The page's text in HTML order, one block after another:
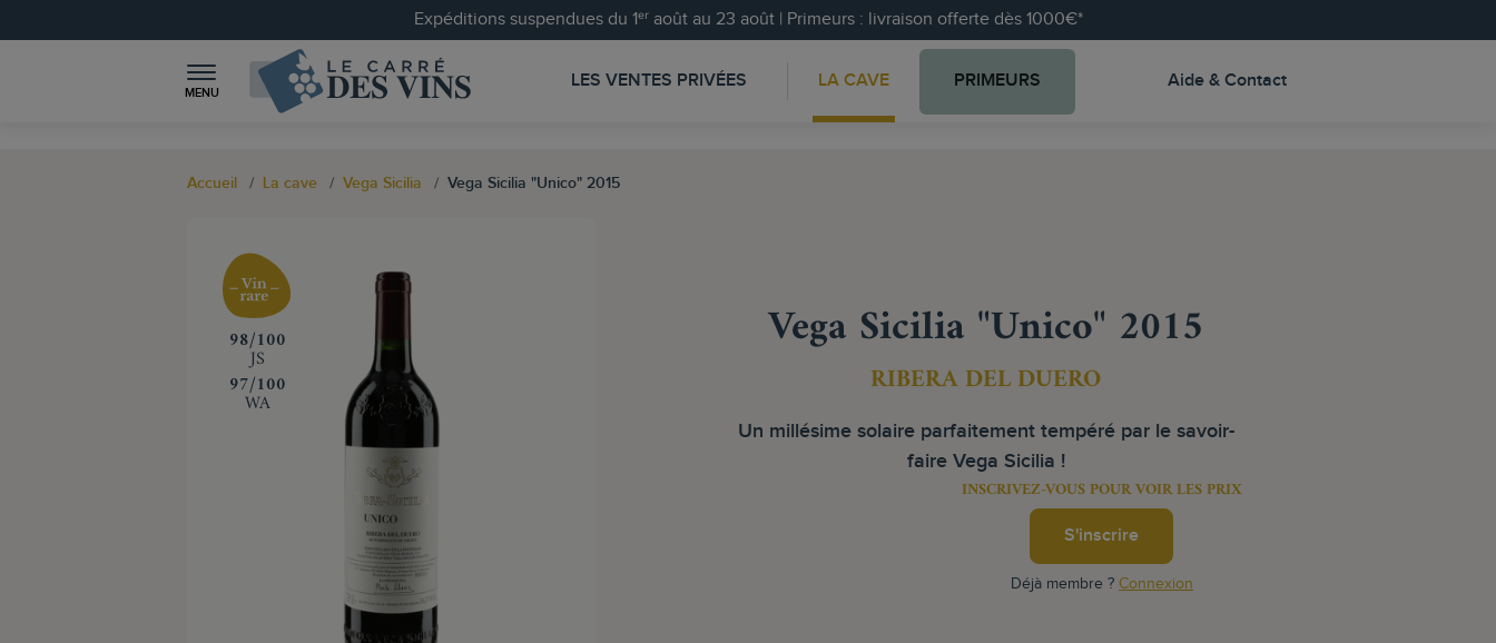
Expéditions suspendues du 1ᵉʳ août au 23 août | Primeurs : livraison offerte dès 1000€*
MENU
LES VENTES PRIVÉES LA CAVE PRIMEURS Aide & Contact
Accueil La cave Vega Sicilia Vega Sicilia "Unico" 2015
‍98/100
JS
‍97/100
WA
Vega Sicilia "Unico" 2015
RIBERA DEL DUERO
Un millésime solaire parfaitement tempéré par le savoir-
faire Vega Sicilia !
INSCRIVEZ-VOUS POUR VOIR LES PRIX
S'inscrire
Déjà membre ? Connexion